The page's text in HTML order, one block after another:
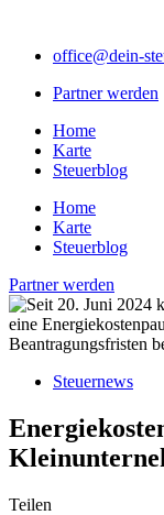
springenoffice@dein-
Partner werden
Home
Karte
Steuerblog
Home
Karte
Steuerblog
Partner werden
Steuernews
Teilen